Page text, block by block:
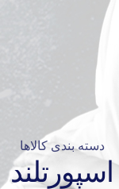
دسته بندی کالاها
اسپورتلند